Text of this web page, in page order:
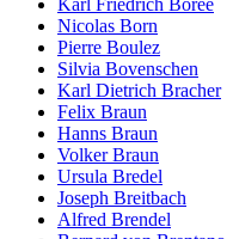
Nicolas Born
Pierre Boulez
Silvia Bovenschen
Karl Dietrich Bracher
Felix Braun
Hanns Braun
Volker Braun
Ursula Bredel
Joseph Breitbach
Alfred Brendel